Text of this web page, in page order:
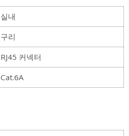
실내
구리
RJ45 커넥터
Cat.6A